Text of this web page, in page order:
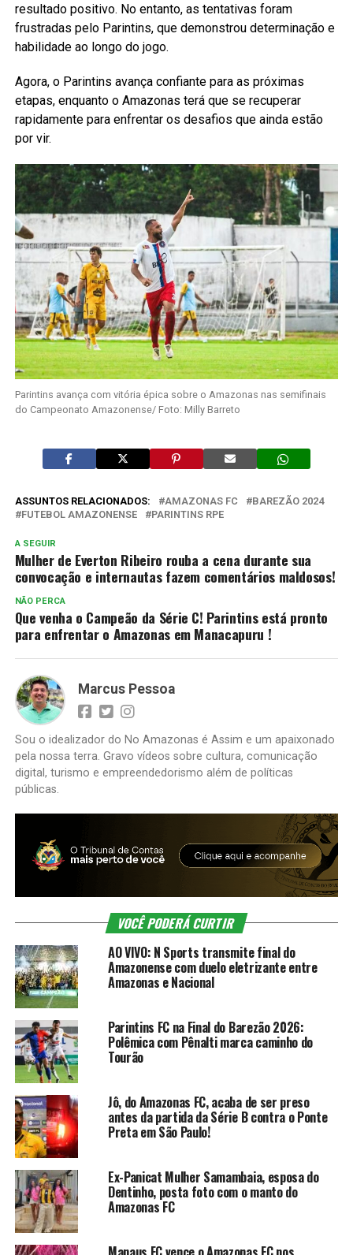
resultado positivo. No entanto, as tentativas foram
frustradas pelo Parintins, que demonstrou determinação e
habilidade ao longo do jogo.
Agora, o Parintins avança confiante para as próximas
etapas, enquanto o Amazonas terá que se recuperar
rapidamente para enfrentar os desafios que ainda estão
por vir.
Parintins avança com vitória épica sobre o Amazonas nas semifinais
do Campeonato Amazonense/ Foto: Milly Barreto
ASSUNTOS RELACIONADOS: AMAZONAS FC
BAREZÃO 2024
FUTEBOL AMAZONENSE
PARINTINS RPE
A SEGUIR
Mulher de Everton Ribeiro rouba a cena durante sua
convocação e internautas fazem comentários maldosos!
NÃO PERCA
Que venha o Campeão da Série C! Parintins está pronto
para enfrentar o Amazonas em Manacapuru !
Marcus Pessoa
Sou o idealizador do No Amazonas é Assim e um apaixonado
pela nossa terra. Gravo vídeos sobre cultura, comunicação
digital, turismo e empreendedorismo além de políticas
públicas.
VOCÊ PODERÁ CURTIR
AO VIVO: N Sports transmite final do
Amazonense com duelo eletrizante entre
Amazonas e Nacional
Parintins FC na Final do Barezão 2026:
Polêmica com Pênalti marca caminho do
Tourão
Jô, do Amazonas FC, acaba de ser preso
antes da partida da Série B contra o Ponte
Preta em São Paulo!
Ex-Panicat Mulher Samambaia, esposa do
Dentinho, posta foto com o manto do
Amazonas FC